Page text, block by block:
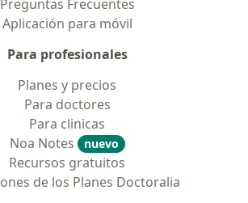
Preguntas Frecuentes
Aplicación para móvil
Para profesionales
Planes y precios
Para doctores
Para clinicas
Noa Notes
nuevo
Recursos gratuitos
de los Planes Doctoralia